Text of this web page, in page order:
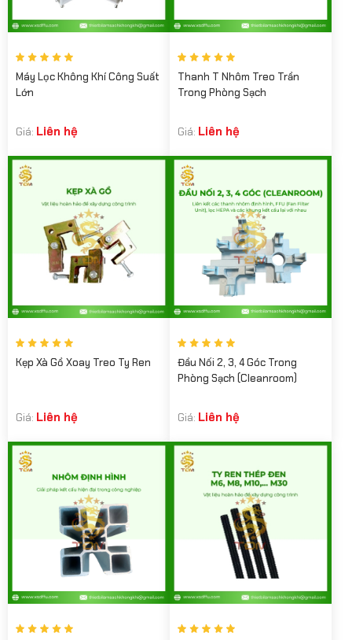
Máy Lọc Không Khí Công Suất
Lớn
Giá: Liên hệ
Thanh T Nhôm Treo Trần
Trong Phòng Sạch
Giá: Liên hệ
Kẹp Xà Gồ Xoay Treo Ty Ren
Giá: Liên hệ
Đầu Nối 2, 3, 4 Góc Trong
Phòng Sạch (Cleanroom)
Giá: Liên hệ